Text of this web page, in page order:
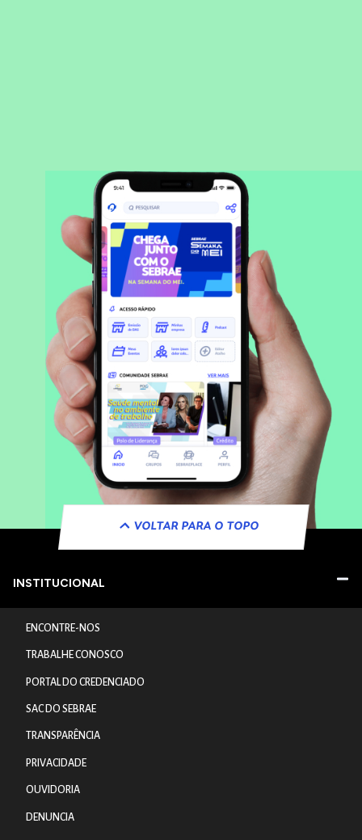
VOLTAR PARA O TOPO
INSTITUCIONAL
ENCONTRE-NOS
TRABALHE CONOSCO
PORTAL DO CREDENCIADO
SAC DO SEBRAE
TRANSPARÊNCIA
PRIVACIDADE
OUVIDORIA
DENUNCIA